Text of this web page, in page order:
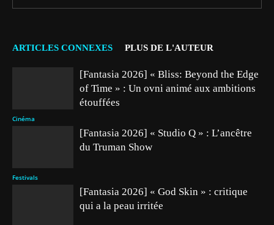
ARTICLES CONNEXES PLUS DE L'AUTEUR
Cinéma
[Fantasia 2026] « Bliss: Beyond the Edge
of Time » : Un ovni animé aux ambitions
étouffées
Festivals
[Fantasia 2026] « Studio Q » : L’ancêtre
du Truman Show
[Fantasia 2026] « God Skin » : critique
qui a la peau irritée